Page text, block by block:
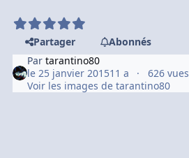
Partager
Abonnés
Partarantino80
le 25 janvier 201511 a
626 vues
Voir les images de tarantino80